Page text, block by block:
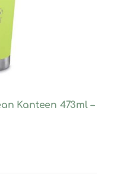
Kanteen 473ml –